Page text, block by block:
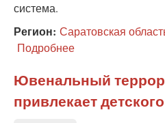
система.
Регион: Саратовская
Подробнее
Кузнецова:
избыточно
применяемые
Ювенальный
привлекает